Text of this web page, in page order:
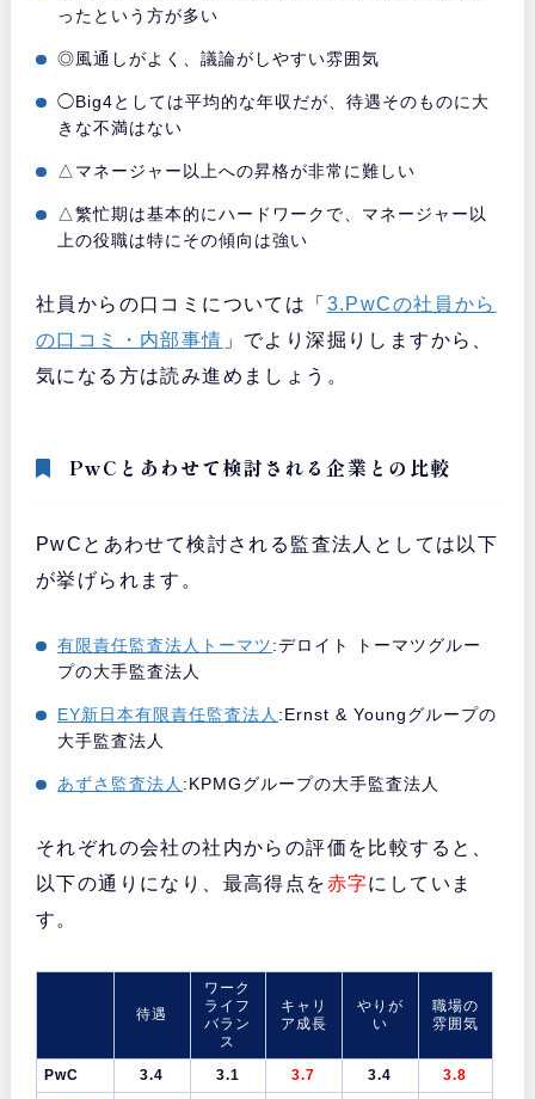
ったという方が多い
◎風通しがよく、議論がしやすい雰囲気
◯Big4としては平均的な年収だが、待遇そのものに大
きな不満はない
△マネージャー以上への昇格が非常に難しい
△繁忙期は基本的にハードワークで、マネージャー以
上の役職は特にその傾向は強い
社員からの口コミについては「 3.PwCの社員から
の口コミ・内部事情 」でより深掘りしますから、
気になる方は読み進めましょう。
PwCとあわせて検討される企業との比較
PwCとあわせて検討される監査法人としては以下
が挙げられます。
有限責任監査法人トーマツ:デロイト トーマツグルー
プの大手監査法人
EY新日本有限責任監査法人 :Ernst & Youngグループの
大手監査法人
あずさ監査法人 :KPMGグループの大手監査法人
それぞれの会社の社内からの評価を比較すると、
以下の通りになり、最高得点を赤字にしていま
す。
待遇
ワーク
ライフ
バラン
ス
キャリ
ア成長
やりが
い
職場の
雰囲気
PwC 3.4 3.1 3.7 3.4
3.8